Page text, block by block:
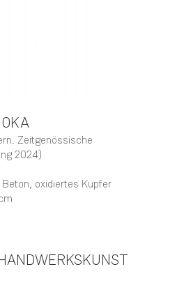
Zeitgenössische
2024)
oxidiertes Kupfer